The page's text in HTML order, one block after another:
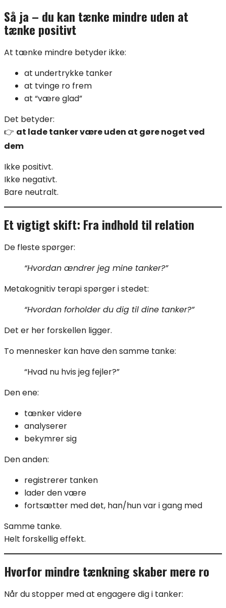
Så ja – du kan tænke mindre uden at
tænke positivt
At tænke mindre betyder ikke:
at undertrykke tanker
at tvinge ro frem
at “være glad”
Det betyder:
👉 at lade tanker være uden at gøre noget ved
dem
Ikke positivt.
Ikke negativt.
Bare neutralt.
Et vigtigt skift: Fra indhold til relation
De fleste spørger:
“Hvordan ændrer jeg mine tanker?”
Metakognitiv terapi spørger i stedet:
“Hvordan forholder du dig til dine tanker?”
Det er her forskellen ligger.
To mennesker kan have den samme tanke:
“Hvad nu hvis jeg fejler?”
Den ene:
tænker videre
analyserer
bekymrer sig
Den anden:
registrerer tanken
lader den være
fortsætter med det, han/hun var i gang med
Samme tanke.
Helt forskellig effekt.
Hvorfor mindre tænkning skaber mere ro
Når du stopper med at engagere dig i tanker: